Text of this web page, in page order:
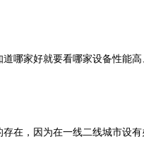
哪家好就要看哪家设备性能
在，因为在一线二线城市设